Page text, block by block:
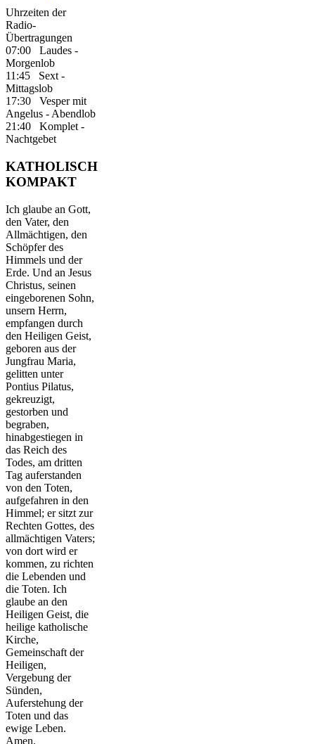
Uhrzeiten der
Radio-
Übertragungen
07:00 Laudes -
Morgenlob
11:45 Sext -
Mittagslob
17:30 Vesper mit
Angelus - Abendlob
21:40 Komplet -
Nachtgebet
KATHOLISCH
KOMPAKT
Ich glaube an Gott,
den Vater, den
Allmächtigen, den
Schöpfer des
Himmels und der
Erde. Und an Jesus
Christus, seinen
eingeborenen Sohn,
unsern Herrn,
empfangen durch
den Heiligen Geist,
geboren aus der
Jungfrau Maria,
gelitten unter
Pontius Pilatus,
gekreuzigt,
gestorben und
begraben,
hinabgestiegen in
das Reich des
Todes, am dritten
Tag auferstanden
von den Toten,
aufgefahren in den
Himmel; er sitzt zur
Rechten Gottes, des
allmächtigen Vaters;
von dort wird er
kommen, zu richten
die Lebenden und
die Toten. Ich
glaube an den
Heiligen Geist, die
heilige katholische
Kirche,
Gemeinschaft der
Heiligen,
Vergebung der
Sünden,
Auferstehung der
Toten und das
ewige Leben.
Amen.